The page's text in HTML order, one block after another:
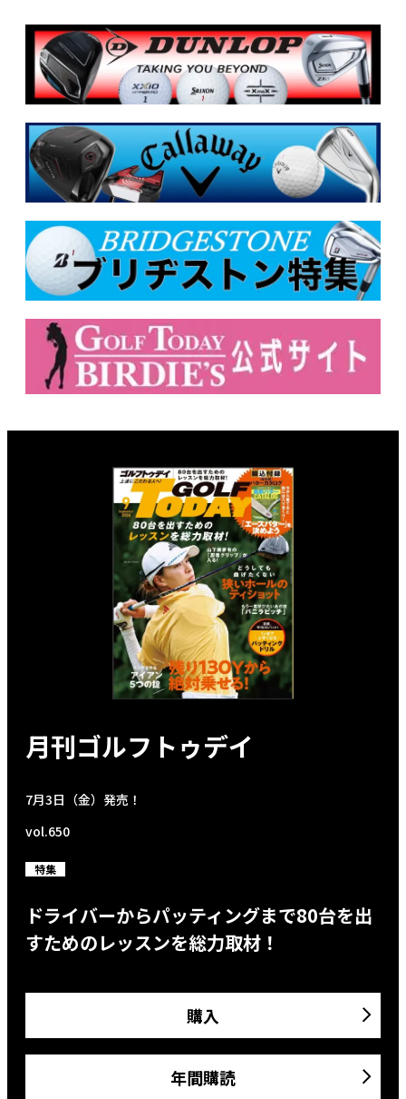
月刊ゴルフトゥデイ
7月3日（金）発売！
vol.650
特集
ドライバーからパッティングまで80台を出
すためのレッスンを総力取材！
購入
年間購読